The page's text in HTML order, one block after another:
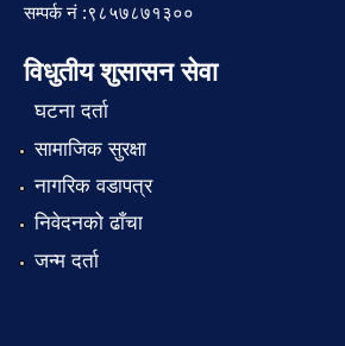
सम्पर्क नं :९८५७८७१३००
विधुतीय शुसासन सेवा
घटना दर्ता
सामाजिक सुरक्षा
नागरिक वडापत्र
निवेदनको ढाँचा
जन्म दर्ता